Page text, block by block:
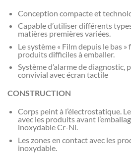
Conception compacte et
Capable d’utiliser différents
matières premières variées.
Le système « Film depuis le bas »
produits difficiles à emballer.
Système d’alarme de diagnostic,
convivial avec écran tactile
CONSTRUCTION
Corps peint à l’électrostatique.
avec les produits avant
inoxydable Cr-Ni.
Les zones en contact avec les
inoxydable.